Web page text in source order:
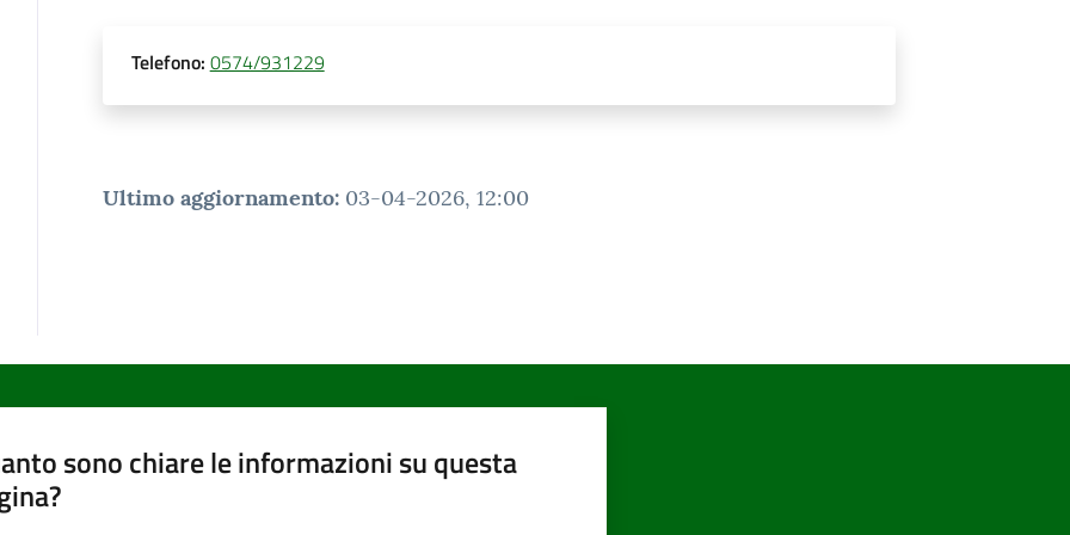
Telefono: 0574/931229
Ultimo aggiornamento: 03-04-2026, 12:00
sono chiare le informazioni su questa